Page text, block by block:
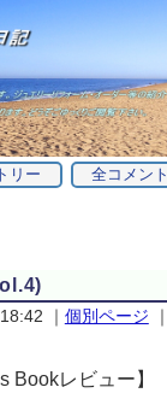
全コメント
リー
｜ 個別ページ ｜
Bookレビュー】